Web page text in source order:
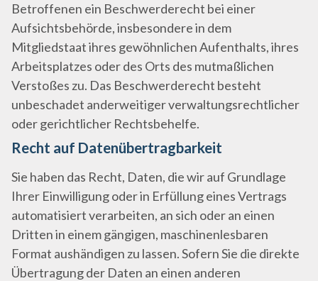
Betroffenen ein Beschwerderecht bei einer
Aufsichtsbehörde, insbesondere in dem
Mitgliedstaat ihres gewöhnlichen Aufenthalts, ihres
Arbeitsplatzes oder des Orts des mutmaßlichen
Verstoßes zu. Das Beschwerderecht besteht
unbeschadet anderweitiger verwaltungsrechtlicher
oder gerichtlicher Rechtsbehelfe.
Recht auf Daten­übertrag­barkeit
Sie haben das Recht, Daten, die wir auf Grundlage
Ihrer Einwilligung oder in Erfüllung eines Vertrags
automatisiert verarbeiten, an sich oder an einen
Dritten in einem gängigen, maschinenlesbaren
Format aushändigen zu lassen. Sofern Sie die direkte
Übertragung der Daten an einen anderen